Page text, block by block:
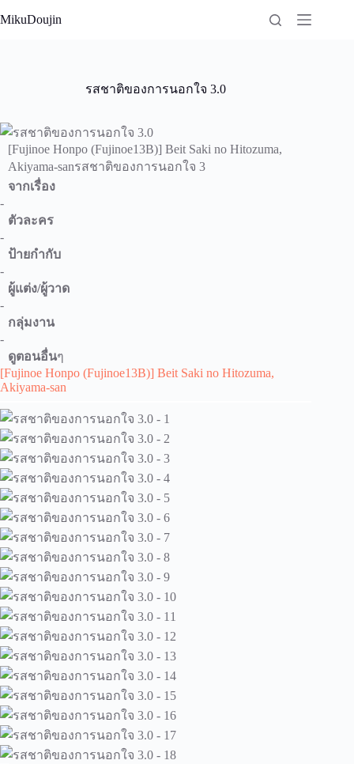
to
MikuDoujin
รสชาติของการนอกใจ 3.0
[Fujinoe Honpo (Fujinoe13B)] Beit Saki no Hitozuma,
Akiyama-sanรสชาติของการนอกใจ 3
จากเรื่อง
-
ตัวละคร
-
ป้ายกำกับ
-
ผู้แต่ง/ผู้วาด
-
กลุ่มงาน
-
ดูตอนอื่นๆ
[Fujinoe Honpo (Fujinoe13B)] Beit Saki no Hitozuma,
Akiyama-san